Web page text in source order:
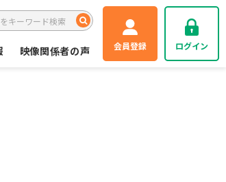
映像関係者の声 会員登録 ログイン